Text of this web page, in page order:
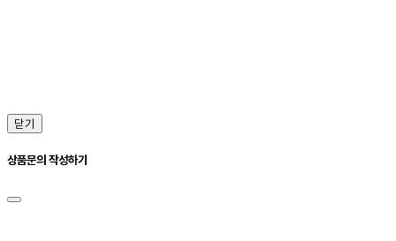
닫기
상품문의 작성하기